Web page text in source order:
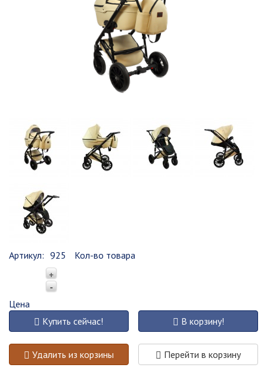
Артикул: 925
Кол-во товара
+
-
Цена
В корзину!
Купить сейчас!
Перейти в корзину
Удалить из корзины